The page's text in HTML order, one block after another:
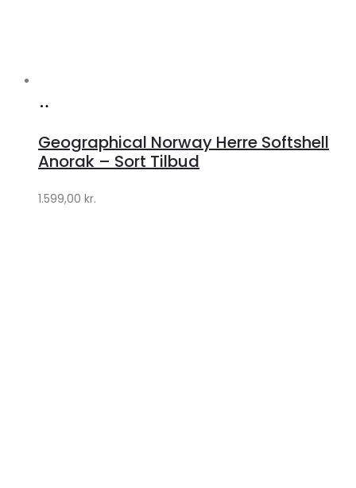
Klædeskabet.dk
Geographical Norway Herre Softshell
Anorak – Sort Tilbud
1.599,00 kr.